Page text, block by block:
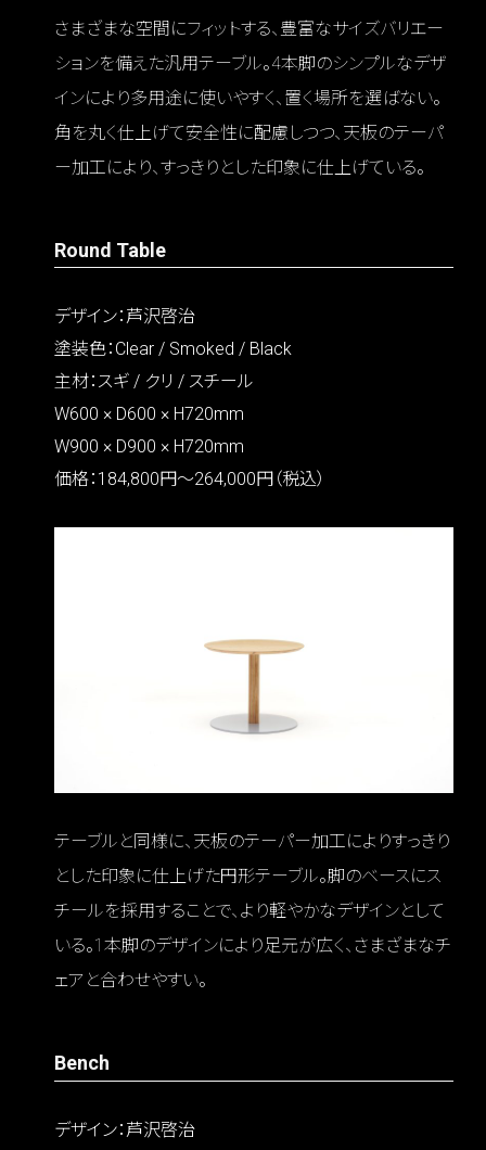
さまざまな空間にフィットする、豊富なサイズバリエー
ションを備えた汎用テーブル。4本脚のシンプルなデザ
インにより多用途に使いやすく、置く場所を選ばない。
角を丸く仕上げて安全性に配慮しつつ、天板のテーパ
ー加工により、すっきりとした印象に仕上げている。
Round Table
デザイン：芦沢啓治
塗装色：Clear / Smoked / Black
主材：スギ / クリ / スチール
W600 × D600 × H720mm
W900 × D900 × H720mm
価格：184,800円〜264,000円（税込）
テーブルと同様に、天板のテーパー加工によりすっきり
とした印象に仕上げた円形テーブル。脚のベースにス
チールを採用することで、より軽やかなデザインとして
いる。1本脚のデザインにより足元が広く、さまざまなチ
ェアと合わせやすい。
Bench
デザイン：芦沢啓治